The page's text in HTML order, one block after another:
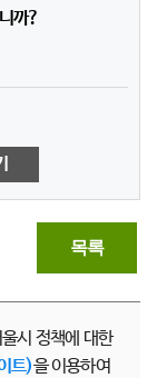
까?
목록
시 정책에 대한
트)을 이용하여